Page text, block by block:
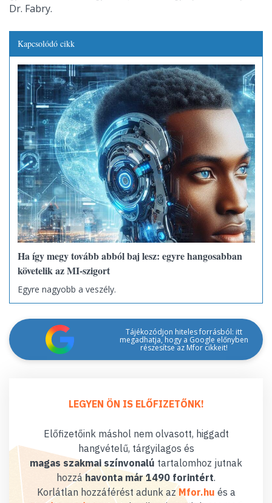
Dr. Fabry.
Kapcsolódó cikk
Ha így megy tovább abból baj lesz: egyre hangosabban
követelik az MI-szigort
Egyre nagyobb a veszély.
Tájékozódjon hiteles forrásból: itt
megadhatja, hogy a Google előnyben
részesítse az Mfor cikkeit!
LEGYEN ÖN IS ELŐFIZETŐNK!
Előfizetőink máshol nem olvasott, higgadt
hangvételű, tárgyilagos és
magas szakmai színvonalú tartalomhoz jutnak
hozzáhavonta már 1490 forintért.
Korlátlan hozzáférést adunk az Mfor.hu és a